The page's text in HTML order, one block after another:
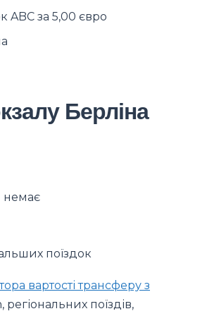
ABC за 5,00 євро
Берліна
немає
поїздок
вартості трансферу з
поїздів,